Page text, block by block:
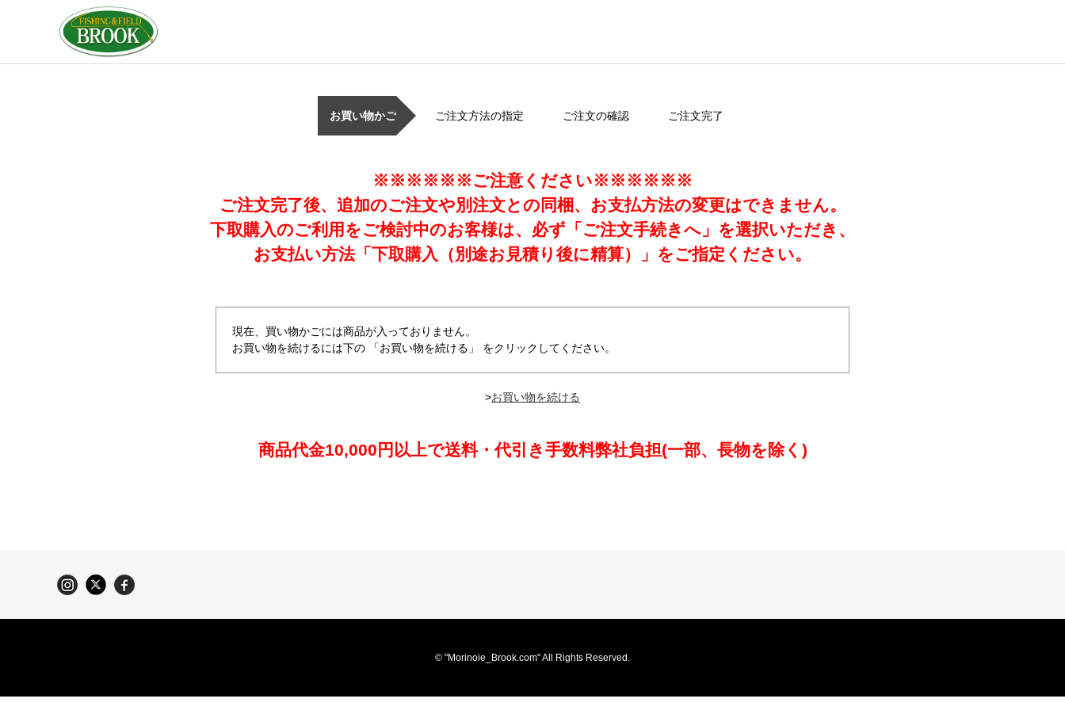
お買い物かご ご注文方法の指定 ご注文の確認 ご注文完了
※※※※※※ご注意ください※※※※※※
ご注文完了後、追加のご注文や別注文との同梱、お支払方法の変更はできません。
下取購入のご利用をご検討中のお客様は、必ず「ご注文手続きへ」を選択いただき、
お支払い方法「下取購入（別途お見積り後に精算）」をご指定ください。
現在、買い物かごには商品が入っておりません。
お買い物を続けるには下の 「お買い物を続ける」 をクリックしてください。
>
商品代金10,000円以上で送料・代引き手数料弊社負担(一部、長物を除く)
© "Morinoie_Brook.com" All Rights Reserved.